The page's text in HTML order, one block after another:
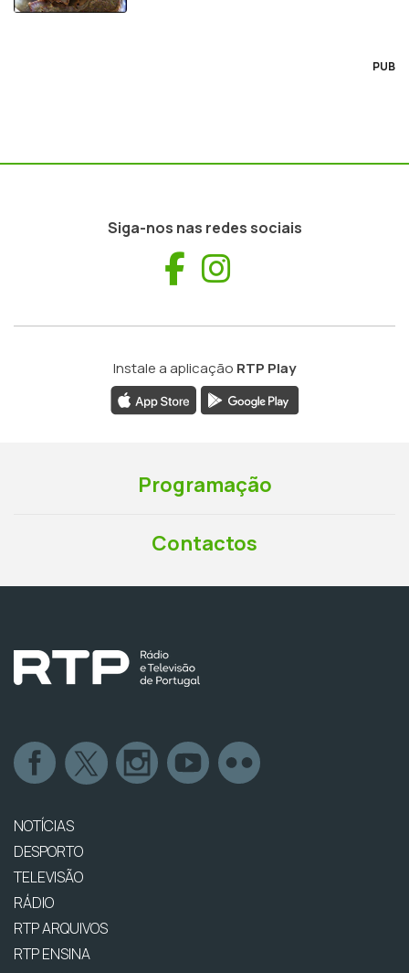
PUB
Siga-nos nas redes sociais
Facebook
Instale a aplicação RTP Play
Programação
Contactos
NOTÍCIAS
DESPORTO
TELEVISÃO
RÁDIO
RTP ARQUIVOS
RTP ENSINA